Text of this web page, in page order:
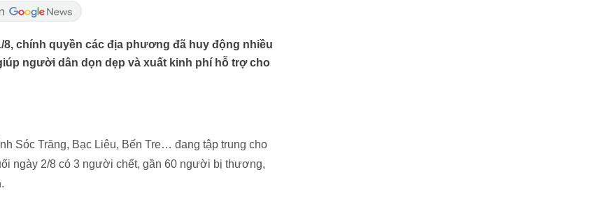
chính quyền các địa phương đã huy động nhiều
người dân dọn dẹp và xuất kinh phí hỗ trợ cho
Sóc Trăng, Bạc Liêu, Bến Tre… đang tập trung cho
ngày 2/8 có 3 người chết, gần 60 người bị thương,